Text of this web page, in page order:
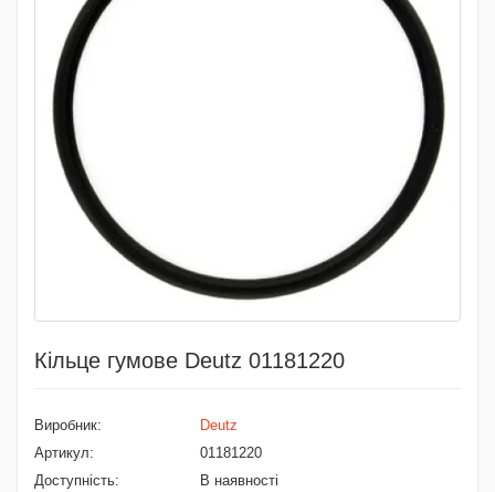
Кільце гумове Deutz 01181220
Виробник:
Deutz
Артикул:
01181220
Доступність:
В наявності